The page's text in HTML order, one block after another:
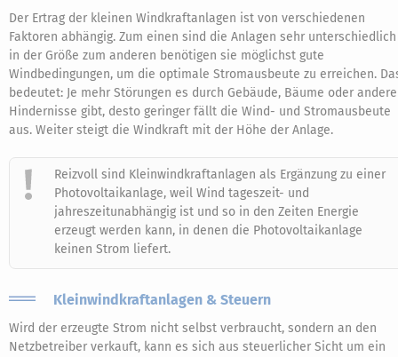
Der Ertrag der kleinen Windkraftanlagen ist von verschiedenen
Faktoren abhängig. Zum einen sind die Anlagen sehr unterschiedlich
in der Größe zum anderen benötigen sie möglichst gute
Windbedingungen, um die optimale Stromausbeute zu erreichen.
bedeutet: Je mehr Störungen es durch Gebäude, Bäume oder andere
Hindernisse gibt, desto geringer fällt die Wind- und Stromausbeute
aus. Weiter steigt die Windkraft mit der Höhe der Anlage.
Reizvoll sind Kleinwindkraftanlagen als Ergänzung zu einer
Photovoltaikanlage, weil Wind tageszeit- und
jahreszeitunabhängig ist und so in den Zeiten Energie
erzeugt werden kann, in denen die Photovoltaikanlage
keinen Strom liefert.
Kleinwindkraftanlagen & Steuern
Wird der erzeugte Strom nicht selbst verbraucht, sondern an den
Netzbetreiber verkauft, kann es sich aus steuerlicher Sicht um ein